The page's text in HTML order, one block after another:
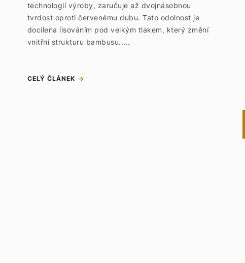
technologií výroby, zaručuje až dvojnásobnou
tvrdost oproti červenému dubu. Tato odolnost je
docílena lisováním pod velkým tlakem, který změní
vnitřní strukturu bambusu.....
CELÝ ČLÁNEK